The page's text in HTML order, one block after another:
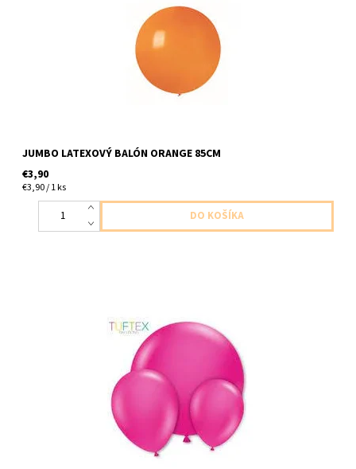
JUMBO LATEXOVÝ BALÓN ORANGE 85CM
€3,90
€3,90 / 1 ks
Latexový balón jambo divoka malina 1ks v baleni velkost 91cm